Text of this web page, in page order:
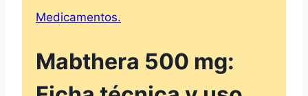
Medicamentos.
Mabthera 500 mg: